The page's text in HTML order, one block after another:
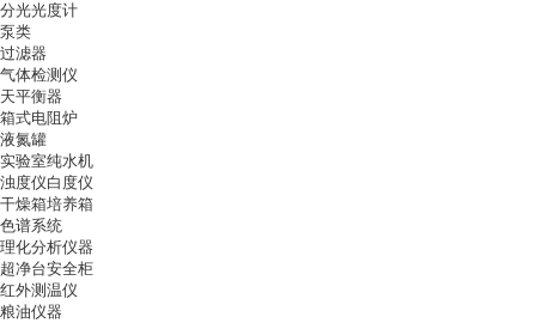
分光光度计
泵类
过滤器
气体检测仪
天平衡器
箱式电阻炉
液氮罐
实验室纯水机
浊度仪白度仪
干燥箱培养箱
色谱系统
理化分析仪器
超净台安全柜
红外测温仪
粮油仪器